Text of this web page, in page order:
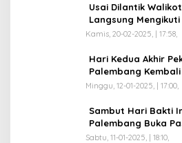
Usai Dilantik
Langsung
Kamis, 20-02-2025, | 17:58,
Hari Kedua Akhir
Palembang
Minggu, 12-01-2025, | 17:00,
Sambut Hari Bakti
Palembang Buka
Pekan
Sabtu, 11-01-2025, | 18:10,